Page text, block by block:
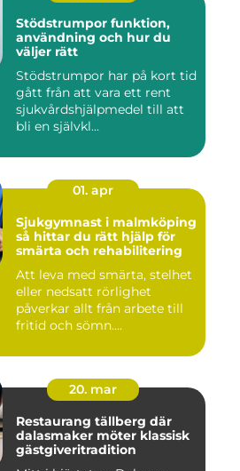
Stödstrumpor funktion,
användning och hur du
väljer rätt
Stödstrumpor har på kort tid
gått från att vara ett rent
sjukvårdshjälpmedel till att
bli en självkl...
01. apr
Sjukgymnast i malmköping
så hittar du rätt hjälp för
smärta och rehabilitering
Att leva med smärta, stelhet
eller nedsatt rörlighet
påverkar allt från arbete till
fritid och sömn....
20. mar
Restaurang tällberg där
dalasmaker möter klassisk
gästgiveritradition